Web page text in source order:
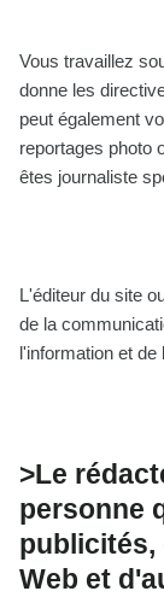
Vous travaillez
donne les
peut également
reportages photo
êtes journaliste
L'éditeur du site
de la
l'information et
>Le
personne
publicités,
Web et